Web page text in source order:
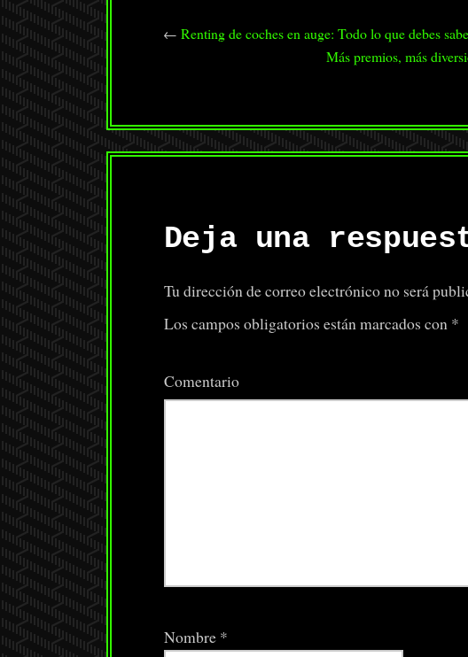
← Renting de coches en auge: Todo lo que debes
Más premios, más
Deja una
Tu dirección de correo electrónico no será
Los campos obligatorios están marcados con *
Comentario
Nombre *